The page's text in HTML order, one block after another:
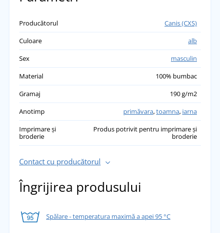
Producătorul
Canis (CXS)
Culoare
alb
Sex
masculin
Material
100% bumbac
Gramaj
190 g/m2
Anotimp
primăvara,toamna, iarna
Imprimare și
broderie
Produs potrivit pentru imprimare și
broderie
Contact cu producătorul
Îngrijirea produsului
Spălare - temperatura maximă a apei 95 °C